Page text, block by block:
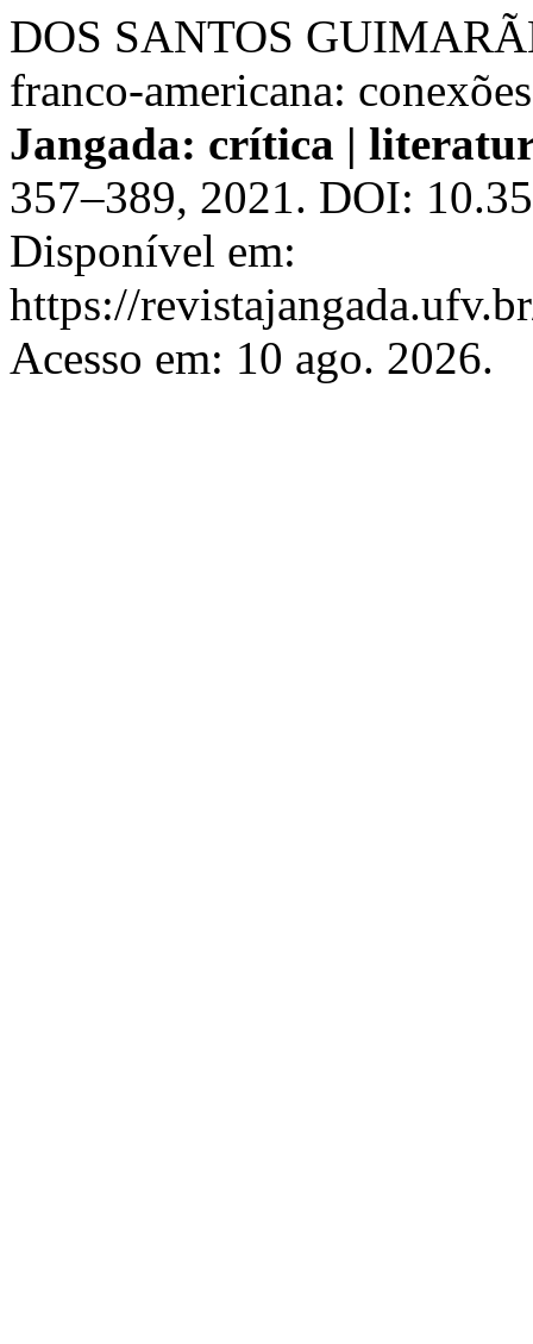
DOS SANTOS
franco-americana:
Jangada: crítica |
357–389, 2021. DOI:
Disponível em:
https://
Acesso em: 10 ago. 2026.